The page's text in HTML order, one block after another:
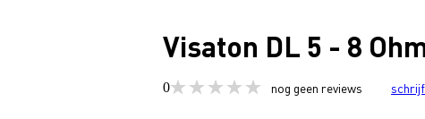
Visaton DL 5 - 8
0 nog geen reviews